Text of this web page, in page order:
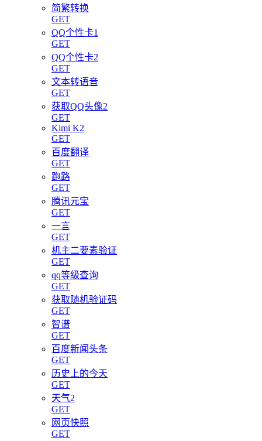
简繁转换
GET
QQ个性卡1
GET
QQ个性卡2
GET
文本转语音
GET
获取QQ头像2
GET
Kimi K2
GET
百度翻译
GET
跑路
GET
腾讯元宝
GET
一言
GET
机主二要素验证
GET
qq等级查询
GET
获取随机验证码
GET
智谱
GET
百度新闻头条
GET
历史上的今天
GET
天气2
GET
网页快照
GET